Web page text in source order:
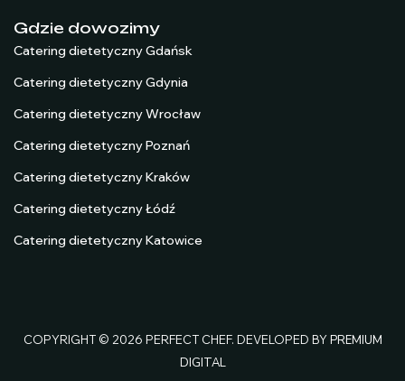
Gdzie dowozimy
Catering dietetyczny Gdańsk
Catering dietetyczny Gdynia
Catering dietetyczny Wrocław
Catering dietetyczny Poznań
Catering dietetyczny Kraków
Catering dietetyczny Łódź
Catering dietetyczny Katowice
COPYRIGHT © 2026 PERFECT CHEF. DEVELOPED BYPREMIUM
DIGITAL